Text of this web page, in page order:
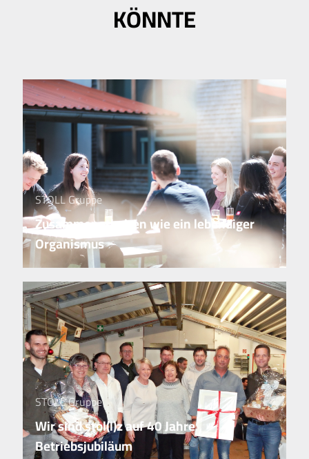
KÖNNTE
STOLL Gruppe
Zusammenarbeiten wie ein lebendiger
Organismus
STOLL Gruppe
Wir sind stol(l)z auf 40 Jahre
Betriebsjubiläum